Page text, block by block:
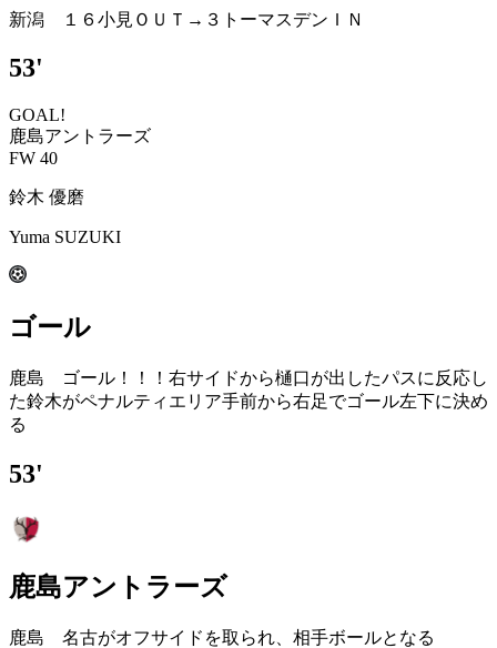
新潟 １６小見ＯＵＴ→３トーマスデンＩＮ
53'
GOAL!
鹿島アントラーズ
FW 40
鈴木 優磨
Yuma SUZUKI
ゴール
鹿島 ゴール！！！右サイドから樋口が出したパスに反応し
た鈴木がペナルティエリア手前から右足でゴール左下に決め
る
53'
鹿島アントラーズ
鹿島 名古がオフサイドを取られ、相手ボールとなる